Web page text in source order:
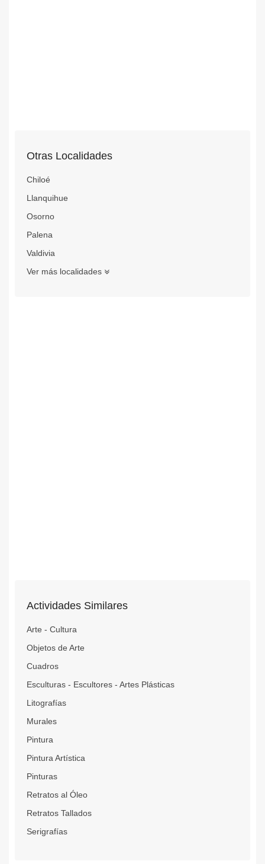
Otras Localidades
Chiloé
Llanquihue
Osorno
Palena
Valdivia
Ver más localidades
Actividades Similares
Arte - Cultura
Objetos de Arte
Cuadros
Esculturas - Escultores - Artes Plásticas
Litografías
Murales
Pintura
Pintura Artística
Pinturas
Retratos al Óleo
Retratos Tallados
Serigrafías